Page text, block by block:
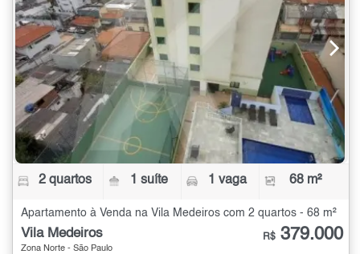
2 quartos 1 suíte 1 vaga 68 m²
Apartamento à Venda na Vila Medeiros com 2 quartos - 68 m²
Vila Medeiros
Zona Norte - São Paulo
R$ 379.000